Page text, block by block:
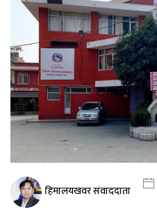
हिमालयखवर संवाददाता